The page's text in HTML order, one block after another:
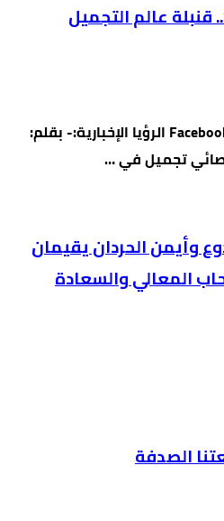
قنبلة عالم التجميل
Facebook Twitter Pinterest LinkedIn الرؤيا الإخبارية:- بقلم:
تجميل في …
وأيمن الحردان يقيمان
المعالي والسعادة